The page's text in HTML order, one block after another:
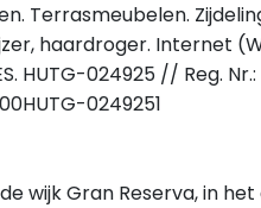
Terrasmeubelen.
haardroger. Internet
HUTG-024925 // Reg. Nr.:
0249251
wijk Gran Reserva, in